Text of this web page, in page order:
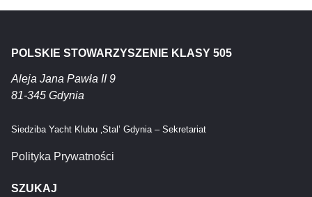
POLSKIE STOWARZYSZENIE KLASY 505
Aleja Jana Pawła II 9
81-345 Gdynia
Siedziba Yacht Klubu ‚Stal’ Gdynia – Sekretariat
Polityka Prywatności
SZUKAJ